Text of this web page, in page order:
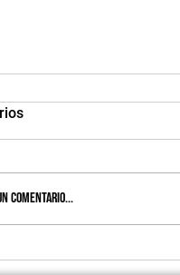
Cardenas ( El )
comentario...